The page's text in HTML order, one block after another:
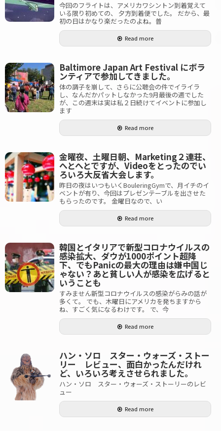
今回のフライトは、アメリカワシントン到着覚えて
いる限り初めての、 夕方到着便でした。 だから、最
初の日はかなり楽だったのよね。普
Read more
Baltimore Japan Art Festival にボラ
ンティアで参加してきました。
体の調子を崩して、さらに公聴会の件でイライラ
し、なんだかパットしなかった9月最後の週でした
が、この週末は実は私２日続けてイベントに参加し
ます
Read more
金曜夜、土曜日朝、Marketing２連荘、
へとへとですが、Videoをとったのでい
ろいろ大反省大会します。
昨日の夜はいつもいくBouleringGymで、月イチのイ
ベントが有り、今回はプレゼンテーブルを出させた
もらったのです。 金曜日なので、い
Read more
韓国とイタリアで新型コロナウイルスの
感染拡大、ダウが1000ポイント超降
下、でもPanicの最大の理由は嫌中国じ
ゃない？あと貧しい人が感染を広げると
いうことも
すみません新型コロナウイルスの感染がらみの話が
多くて。 でも、木曜日にアメリカを発ちますから
ね、すごく気になるわけです。 で、今
Read more
ハン・ソロ スター・ウォーズ・ストー
リー レビュー、面白かったんだけれ
ど、いろいろ考えさせられました。
ハン・ソロ スター・ウォーズ・ストーリーのレビ
ュー
Read more